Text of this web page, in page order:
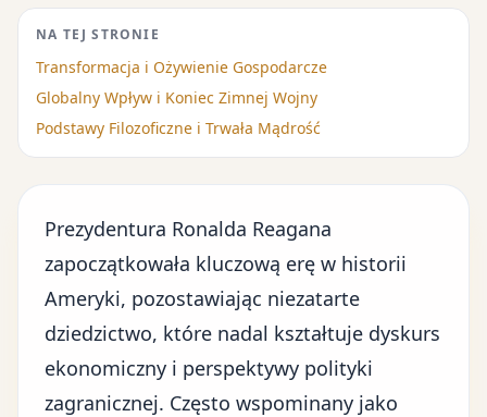
NA TEJ STRONIE
Transformacja i Ożywienie Gospodarcze
Globalny Wpływ i Koniec Zimnej Wojny
Podstawy Filozoficzne i Trwała Mądrość
Prezydentura Ronalda Reagana
zapoczątkowała kluczową erę w historii
Ameryki, pozostawiając niezatarte
dziedzictwo, które nadal kształtuje dyskurs
ekonomiczny i perspektywy polityki
zagranicznej. Często wspominany jako